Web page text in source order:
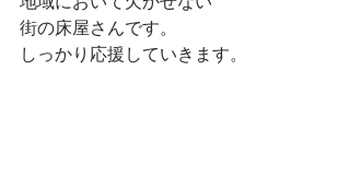
街の床屋さんです。
しっかり応援していきます。